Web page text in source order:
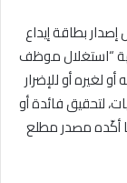
بطاقة إيداع
“استغلال موظف
لغيره أو للإضرار
لتحقيق فائدة أو
أكّده مصدر مطلع